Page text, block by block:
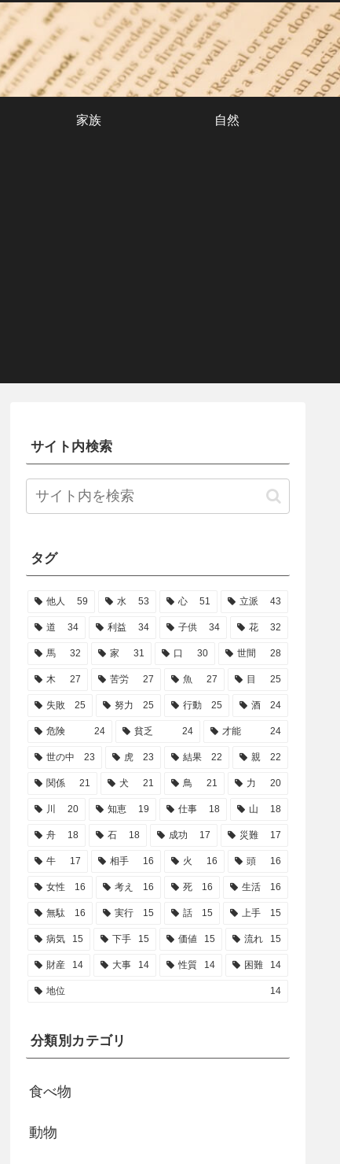
家族 自然
サイト内検索
タグ
他人 59 水 53 心 51 立派 43
道 34 利益 34 子供 34 花 32
馬 32 家 31 口 30 世間 28
木 27 苦労 27 魚 27 目 25
失敗 25 努力 25 行動 25 酒 24
危険 24 貧乏 24 才能 24
世の中 23 虎 23 結果 22 親 22
関係 21 犬 21 鳥 21 力 20
川 20 知恵 19 仕事 18 山 18
舟 18 石 18 成功 17 災難 17
牛 17 相手 16 火 16 頭 16
女性 16 考え 16 死 16 生活 16
無駄 16 実行 15 話 15 上手 15
病気 15 下手 15 価値 15 流れ 15
財産 14 大事 14 性質 14 困難 14
地位 14
分類別カテゴリ
食べ物
動物